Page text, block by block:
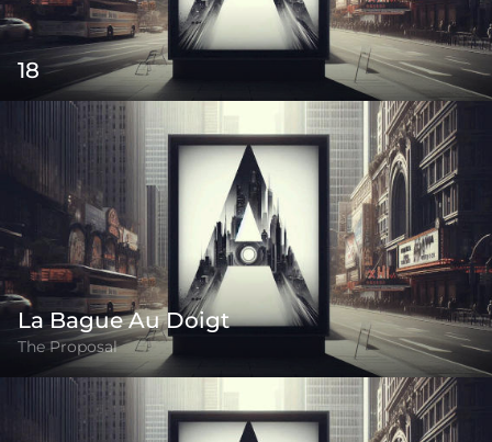
18
La Bague Au Doigt
The Proposal